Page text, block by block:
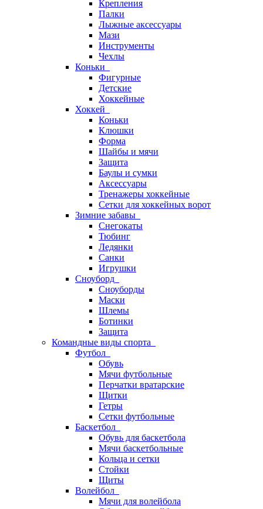
Крепления
Палки
Лыжные аксессуары
Мази
Инструменты
Чехлы
Коньки
Фигурные
Детские
Хоккейные
Хоккей
Коньки
Клюшки
Форма
Шайбы и мячи
Защита
Баулы и сумки
Аксессуары
Тренажеры хоккейные
Сетки для хоккейных ворот
Зимние забавы
Снегокаты
Тюбинг
Ледянки
Санки
Игрушки
Сноуборд
Сноуборды
Маски
Шлемы
Ботинки
Защита
Командные виды спорта
Футбол
Обувь
Мячи футбольные
Перчатки вратарские
Щитки
Гетры
Сетки футбольные
Баскетбол
Обувь для баскетбола
Мячи баскетбольные
Кольца и сетки
Стойки
Щиты
Волейбол
Мячи для волейбола